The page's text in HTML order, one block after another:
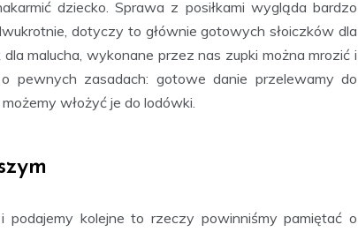
dziecko. Sprawa z posiłkami wygląda bardzo
dotyczy to głównie gotowych słoiczków dla
malucha, wykonane przez nas zupki można mrozić i
pewnych zasadach: gotowe danie przelewamy do
włożyć je do lodówki.
podajemy kolejne to rzeczy powinniśmy pamiętać o